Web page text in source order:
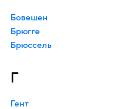
Бовешен
Брюгге
Брюссель
Г
Гент